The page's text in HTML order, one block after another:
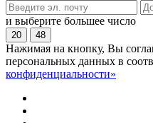
и выберите большее число
20 48
Нажимая на кнопку, Вы
персональных данных в
конфиденциальности»